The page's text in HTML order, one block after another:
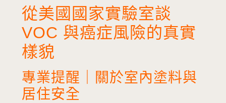
從美國國家實驗室談
VOC 與癌症風險的真實
樣貌
專業提醒｜關於室內塗料與
居住安全